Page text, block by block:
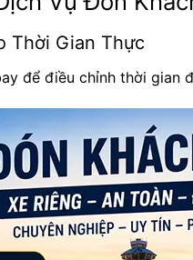
Thời Gian Thực
để điều chỉnh thời gian